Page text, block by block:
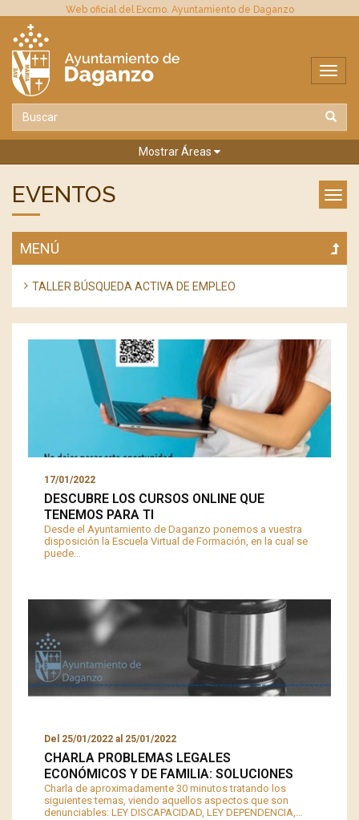
Web oficial del Excmo. Ayuntamiento de Daganzo
Mostrar Áreas
EVENTOS
MENÚ
TALLER BÚSQUEDA ACTIVA DE EMPLEO
17/01/2022
DESCUBRE LOS CURSOS ONLINE QUE
TENEMOS PARA TI
Desde el Ayuntamiento de Daganzo ponemos a vuestra
disposición la Escuela Virtual de Formación, en la cual se
puede…
Del 25/01/2022 al 25/01/2022
CHARLA PROBLEMAS LEGALES
ECONÓMICOS Y DE FAMILIA: SOLUCIONES
Charla de aproximadamente 30 minutos tratando los
siguientes temas, viendo aquellos aspectos que son
denunciables: LEY DISCAPACIDAD, LEY DEPENDENCIA,…